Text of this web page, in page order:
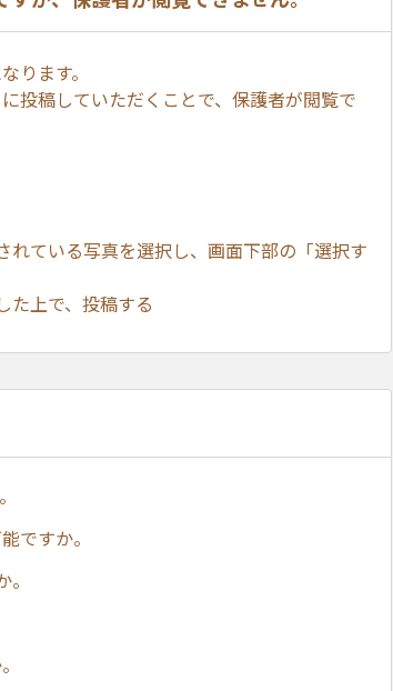
ります。
投稿していただくことで、保護者が閲覧で
ている写真を選択し、画面下部の「選択す
た上で、投稿する
ですか。